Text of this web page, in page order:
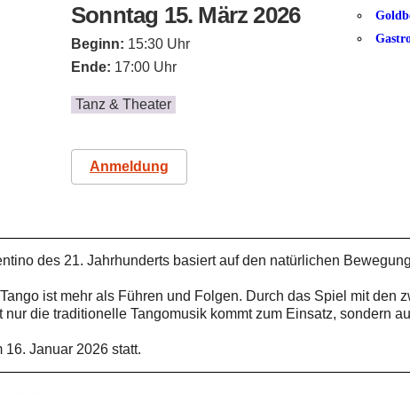
Sonntag 15. März 2026
Beginn: 15:30 Uhr
Ende: 17:00 Uhr
Tanz & Theater
Anmeldung
des 21. Jahrhunderts basiert auf den natürlichen
ist mehr als Führen und Folgen. Durch das Spiel mit den
die traditionelle Tangomusik kommt zum Einsatz, sondern
Januar 2026 statt.